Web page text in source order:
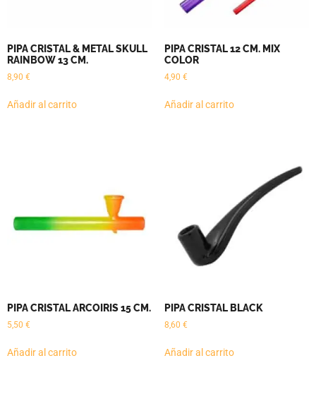
PIPA CRISTAL & METAL SKULL
RAINBOW 13 CM.
8,90 €
Añadir al carrito
PIPA CRISTAL 12 CM. MIX
COLOR
4,90 €
Añadir al carrito
PIPA CRISTAL ARCOIRIS 15 CM.
5,50 €
Añadir al carrito
PIPA CRISTAL BLACK
8,60 €
Añadir al carrito